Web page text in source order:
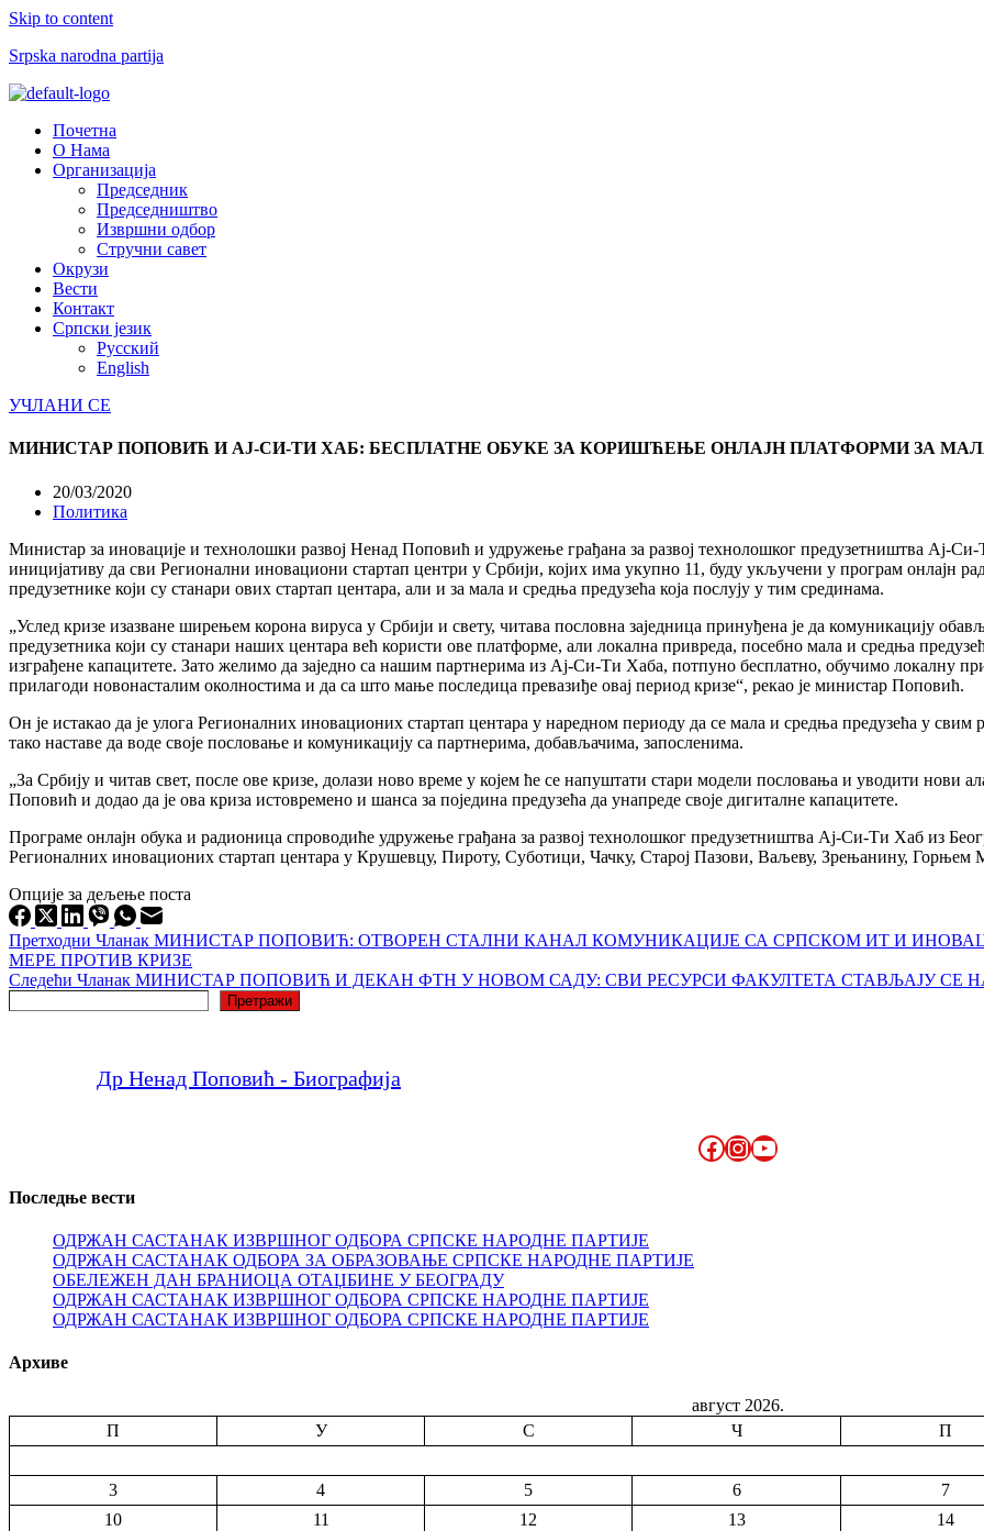
Skip to content
Srpska narodna partija
Menu
Почетна
О Нама
Организација
Председник
Председништво
Извршни одбор
Стручни савет
Окрузи
Вести
Контакт
Српски језик
Русский
English
УЧЛАНИ СЕ
МИНИСТАР ПОПОВИЋ И АЈ-СИ-ТИ ХАБ: БЕСПЛАТНЕ ОБУКЕ ЗА КОРИШЋЕЊЕ ОНЛАЈН ПЛАТФОРМИ ЗА
20/03/2020
Политика
Министар за иновације и технолошки развој Ненад Поповић и удружење грађана за развој технолошког предузетништва Ај-
иницијативу да сви Регионални иновациони стартап центри у Србији, којих има укупно 11, буду укључени у програм онлајн
предузетнике који су станари ових стартап центара, али и за малa и средњa предузећа која послују у тим срединама.
„Услед кризе изазване ширењем корона вируса у Србији и свету, читава пословна заједница принуђена је да комуникацију
предузетника који су станари наших центара већ користи ове платформе, али локална привреда, посебно мала и средња
изграђене капацитете. Зато желимо да заједно са нашим партнерима из Ај-Си-Ти Хаба, потпуно бесплатно, обучимо локалну
прилагоди новонасталим околностима и да са што мање последица превазиђе овај период кризе“, рекао је министар Поповић.
Он је истакао да је улога Регионалних иновационих стартап центара у наредном периоду да се мала и средња предузећа у
тако наставе да воде своје пословање и комуникацију са партнерима, добављачима, запосленима.
„За Србију и читав свет, после ове кризе, долази ново време у којем ће се напуштати стари модели пословања и уводити нови
Поповић и додао да је ова криза истовремено и шанса за поједина предузећа да унапреде своје дигиталне капацитете.
Програме онлајн обука и радионица спроводиће удружење грађана за развој технолошког предузетништва Ај-Си-Ти Хаб из
Регионалних иновационих стартап центара у Крушевцу, Пироту, Суботици, Чачку, Старој Пазови, Ваљеву, Зрењанину,
Опције за дељење поста
Претходни Чланак МИНИСТАР ПОПОВИЋ: ОТВОРЕН СТАЛНИ КАНАЛ КОМУНИКАЦИЈЕ СА СРПСКОМ ИТ И
МЕРЕ ПРОТИВ КРИЗЕ
Следећи Чланак МИНИСТАР ПОПОВИЋ И ДЕКАН ФТН У НОВОМ САДУ: СВИ РЕСУРСИ ФАКУЛТЕТА СТАВЉАЈУ СЕ
Претражи
Др Ненад Поповић - Биографија
Facebook
Instagram
YouTube
Последње вести
ОДРЖАН САСТАНАК ИЗВРШНОГ ОДБОРА СРПСКЕ НАРОДНЕ ПАРТИЈЕ
ОДРЖАН САСТАНАК ОДБОРА ЗА ОБРАЗОВАЊЕ СРПСКЕ НАРОДНЕ ПАРТИЈЕ
ОБЕЛЕЖЕН ДАН БРАНИОЦА ОТАЏБИНЕ У БЕОГРАДУ
ОДРЖАН САСТАНАК ИЗВРШНОГ ОДБОРА СРПСКЕ НАРОДНЕ ПАРТИЈЕ
ОДРЖАН САСТАНАК ИЗВРШНОГ ОДБОРА СРПСКЕ НАРОДНЕ ПАРТИЈЕ
Архиве
август 2026.
П
У С Ч П
3
4 5 6 7
10
11 12 13 14